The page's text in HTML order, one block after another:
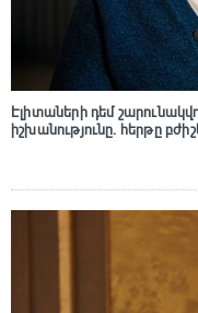
Էլիտաների դեմ
իշխանությունը. հերթը